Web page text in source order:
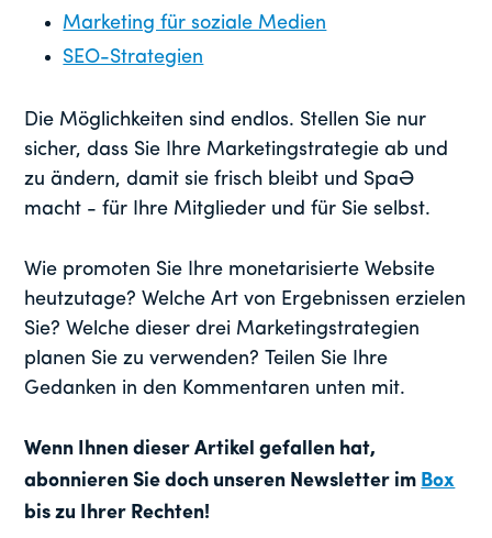
Marketing für soziale Medien
SEO-Strategien
Die Möglichkeiten sind endlos. Stellen Sie nur
sicher, dass Sie Ihre Marketingstrategie ab und
zu ändern, damit sie frisch bleibt und Spaß
macht - für Ihre Mitglieder und für Sie selbst.
Wie promoten Sie Ihre monetarisierte Website
heutzutage? Welche Art von Ergebnissen erzielen
Sie? Welche dieser drei Marketingstrategien
planen Sie zu verwenden? Teilen Sie Ihre
Gedanken in den Kommentaren unten mit.
Wenn Ihnen dieser Artikel gefallen hat,
abonnieren Sie doch unseren Newsletter im Box
bis zu Ihrer Rechten!